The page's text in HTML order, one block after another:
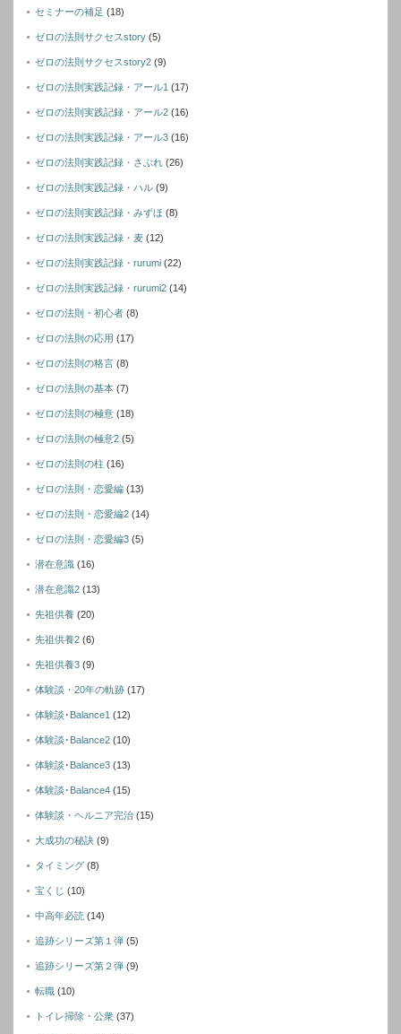
セミナーの補足 (18)
ゼロの法則サクセスstory (5)
ゼロの法則サクセスstory2 (9)
ゼロの法則実践記録・アール1 (17)
ゼロの法則実践記録・アール2 (16)
ゼロの法則実践記録・アール3 (16)
ゼロの法則実践記録・さぶれ (26)
ゼロの法則実践記録・ハル (9)
ゼロの法則実践記録・みずほ (8)
ゼロの法則実践記録・麦 (12)
ゼロの法則実践記録・rurumi (22)
ゼロの法則実践記録・rurumi2 (14)
ゼロの法則・初心者 (8)
ゼロの法則の応用 (17)
ゼロの法則の格言 (8)
ゼロの法則の基本 (7)
ゼロの法則の極意 (18)
ゼロの法則の極意2 (5)
ゼロの法則の柱 (16)
ゼロの法則・恋愛編 (13)
ゼロの法則・恋愛編2 (14)
ゼロの法則・恋愛編3 (5)
潜在意識 (16)
潜在意識2 (13)
先祖供養 (20)
先祖供養2 (6)
先祖供養3 (9)
体験談・20年の軌跡 (17)
体験談･Balance1 (12)
体験談･Balance2 (10)
体験談･Balance3 (13)
体験談･Balance4 (15)
体験談・ヘルニア完治 (15)
大成功の秘訣 (9)
タイミング (8)
宝くじ (10)
中高年必読 (14)
追跡シリーズ第１弾 (5)
追跡シリーズ第２弾 (9)
転職 (10)
トイレ掃除・公衆 (37)